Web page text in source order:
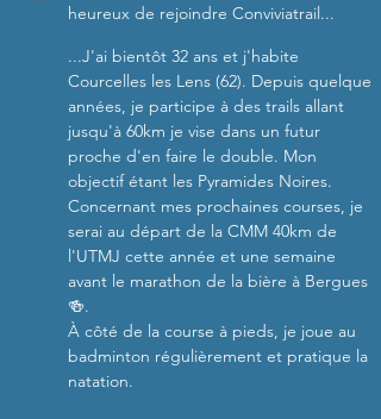
heureux de rejoindre Conviviatrail...
...J'ai bientôt 32 ans et j'habite
Courcelles les Lens (62). Depuis quelque
années, je participe à des trails allant
jusqu'à 60km je vise dans un futur
proche d'en faire le double. Mon
objectif étant les Pyramides Noires.
Concernant mes prochaines courses, je
serai au départ de la CMM 40km de
l'UTMJ cette année et une semaine
avant le marathon de la bière à Bergues
🍻.
À côté de la course à pieds, je joue au
badminton régulièrement et pratique la
natation.